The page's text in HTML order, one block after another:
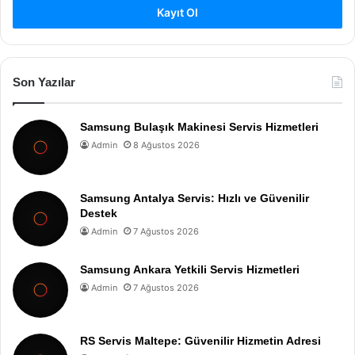
Kayıt Ol
Son Yazılar
Samsung Bulaşık Makinesi Servis Hizmetleri
Admin 8 Ağustos 2026
Samsung Antalya Servis: Hızlı ve Güvenilir
Destek
Admin 7 Ağustos 2026
Samsung Ankara Yetkili Servis Hizmetleri
Admin 7 Ağustos 2026
RS Servis Maltepe: Güvenilir Hizmetin Adresi